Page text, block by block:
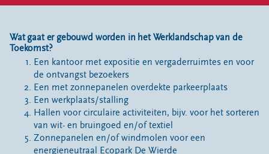
Wat gaat er gebouwd worden in het Werklandschap van de
Toekomst?
Een kantoor met expositie en vergaderruimtes en voor
de ontvangst bezoekers
Een met zonnepanelen overdekte parkeerplaats
Een werkplaats/stalling
Hallen voor circulaire activiteiten, bijv. voor het sorteren
van wit- en bruingoed en/of textiel
Zonnepanelen en/of windmolen voor een
energieneutraal Ecopark De Wierde